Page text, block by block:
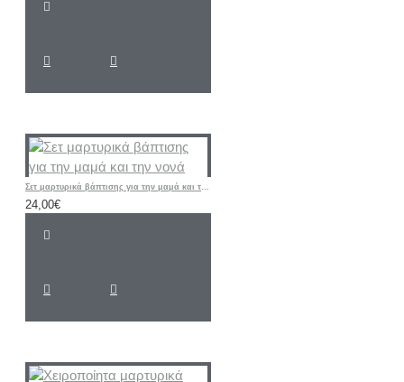
Σετ μαρτυρικά βάπτισης για την μαμά και την νονά
24,00€